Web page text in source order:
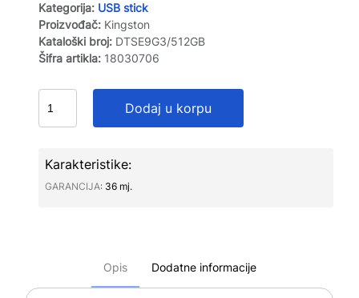
Kategorija: USB stick
Proizvođač: Kingston
Kataloški broj: DTSE9G3/512GB
Šifra artikla: 18030706
Dodaj u korpu
Karakteristike:
GARANCIJA∶ 36 mj.
Opis Dodatne informacije